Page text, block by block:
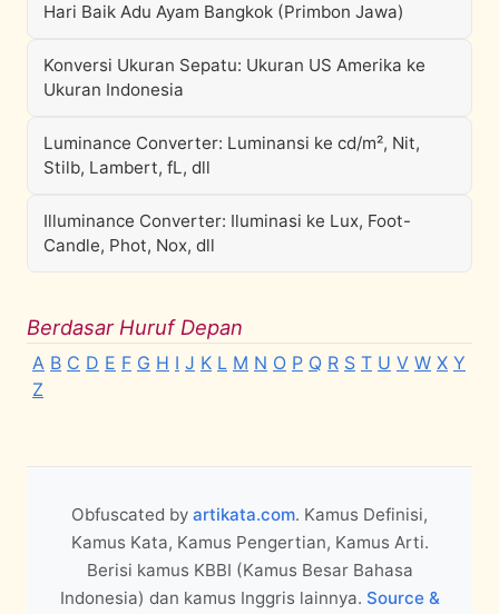
Hari Baik Adu Ayam Bangkok (Primbon Jawa)
Konversi Ukuran Sepatu: Ukuran US Amerika ke
Ukuran Indonesia
Luminance Converter: Luminansi ke cd/m², Nit,
Stilb, Lambert, fL, dll
Illuminance Converter: Iluminasi ke Lux, Foot-
Candle, Phot, Nox, dll
Berdasar Huruf Depan
A B C D E F G H I J K L M N O P Q R S T U V W X Y
Z
Obfuscated by artikata.com. Kamus Definisi,
Kamus Kata, Kamus Pengertian, Kamus Arti.
Berisi kamus KBBI (Kamus Besar Bahasa
Indonesia) dan kamus Inggris lainnya. Source &